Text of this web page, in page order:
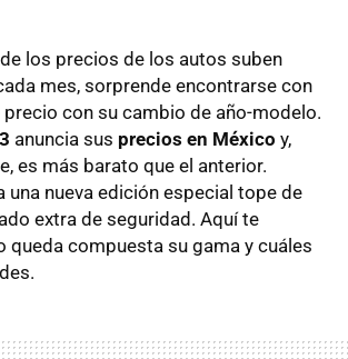
los precios de los autos suben
mes, sorprende encontrarse con
precio con su cambio de año-modelo.
anuncia sus precios en México y,
es más barato que el anterior.
una nueva edición especial tope de
extra de seguridad. Aquí te
queda compuesta su gama y cuáles